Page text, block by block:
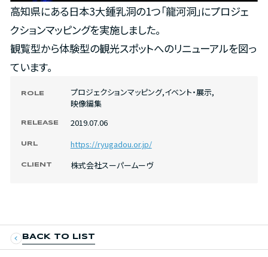
ROLE プロジェクションマッピング,イベント・展示,
映像編集
RELEASE 2019.07.06
URL https://ryugadou.or.jp/
CLIENT 株式会社スーパームーヴ
高知県にある日本3大鍾乳洞の1つ「龍河洞」にプロジェ
クションマッピングを実施しました。
観覧型から体験型の観光スポットへのリニューアルを図っ
ています。
BACK TO LIST